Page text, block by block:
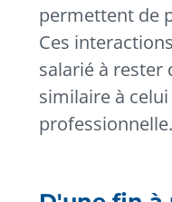
permettent de
Ces
salarié à rester
similaire à
professionnelle.